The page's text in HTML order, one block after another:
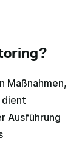
Maßnahmen,
dient
Ausführung